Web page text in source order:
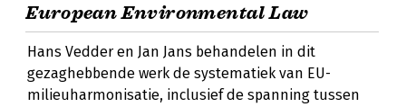
European Environmental Law
Hans Vedder en Jan Jans behandelen in dit
gezaghebbende werk de systematiek van EU-
milieuharmonisatie, inclusief de spanning tussen